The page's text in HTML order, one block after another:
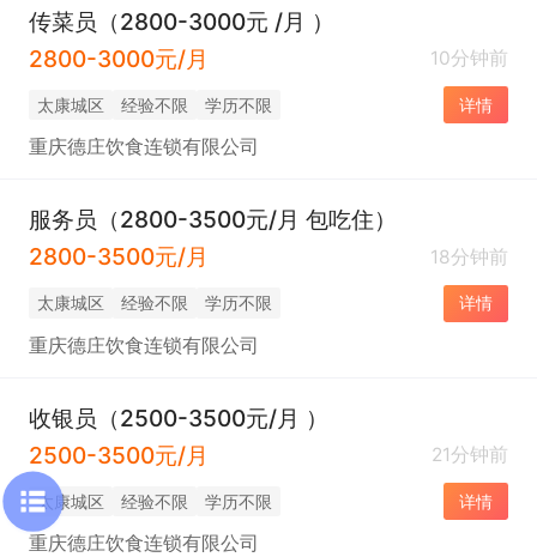
传菜员（2800-3000元 /月 ）
2800-3000元/月
10分钟前
太康城区 经验不限 学历不限 详情
重庆德庄饮食连锁有限公司
服务员（2800-3500元/月 包吃住）
2800-3500元/月
18分钟前
太康城区 经验不限 学历不限 详情
重庆德庄饮食连锁有限公司
收银员（2500-3500元/月 ）
2500-3500元/月
21分钟前
太康城区 经验不限 学历不限 详情
重庆德庄饮食连锁有限公司